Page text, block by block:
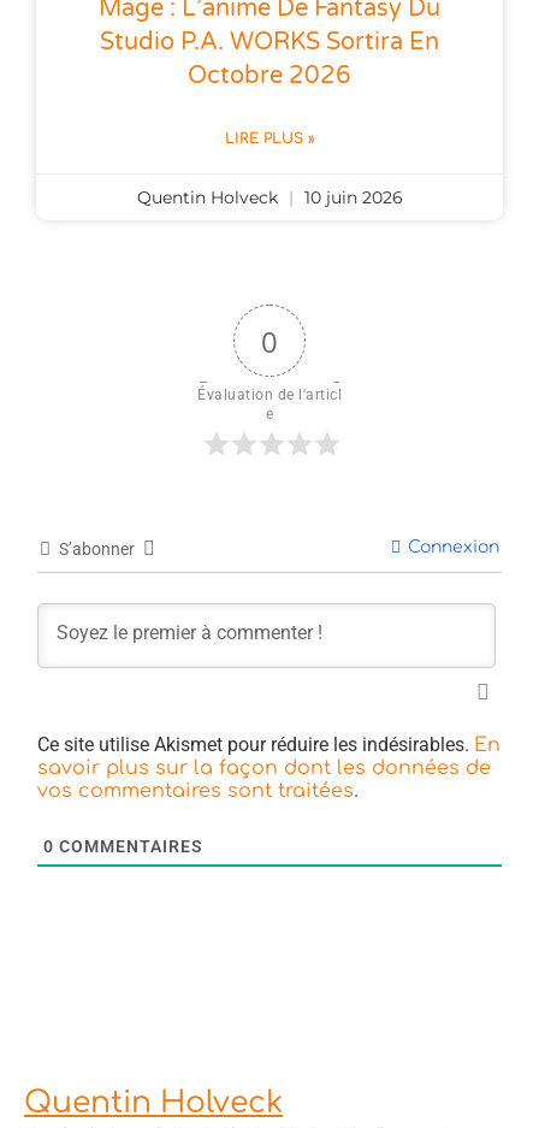
Mage : L’anime De Fantasy Du
Studio P.A. WORKS Sortira En
Octobre 2026
LIRE PLUS »
Quentin Holveck 10 juin 2026
0
Évaluation de l'articl
e
S’abonner Connexion
Ce site utilise Akismet pour réduire les indésirables. En
savoir plus sur la façon dont les données de
vos commentaires sont traitées.
0 COMMENTAIRES
Quentin Holveck